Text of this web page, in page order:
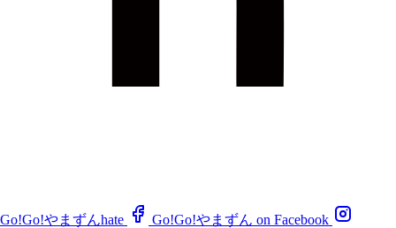
Go!Go!やまずんhate
Go!Go!やまずん on Facebook